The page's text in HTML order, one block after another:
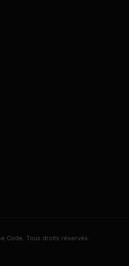
Code. Tous droits réservés.